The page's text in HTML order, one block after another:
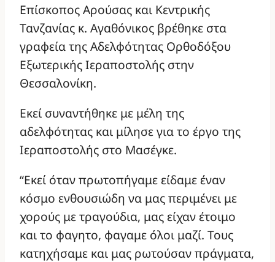
Επίσκοπος Αρούσας και Κεντρικής
Τανζανίας κ. Αγαθόνικος βρέθηκε στα
γραφεία της Αδελφότητας Ορθοδόξου
Εξωτερικής Ιεραποστολής στην
Θεσσαλονίκη.
Εκεί συναντήθηκε με μέλη της
αδελφότητας και μίλησε για το έργο της
Ιεραποστολής στο Μασέγκε.
“Εκεί όταν πρωτοπήγαμε είδαμε έναν
κόσμο ενθουσιώδη να μας περιμένει με
χορούς με τραγούδια, μας είχαν έτοιμο
και το φαγητο, φαγαμε όλοι μαζί. Τους
κατηχήσαμε και μας ρωτούσαν πράγματα,